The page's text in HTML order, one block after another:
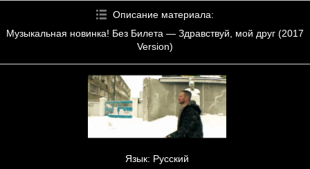
Описание материала:
Музыкальная новинка! Без Билета — Здравствуй, мой друг (2017
Version)
Язык: Русский